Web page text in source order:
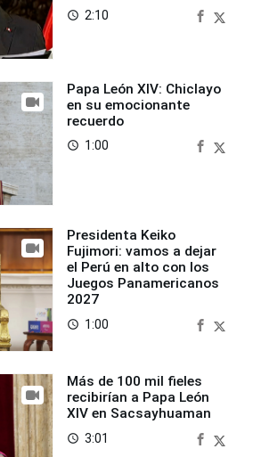
access_time 2:10
Papa León XIV: Chiclayo
en su emocionante
recuerdo
access_time 1:00
Presidenta Keiko
Fujimori: vamos a dejar
el Perú en alto con los
Juegos Panamericanos
2027
access_time 1:00
Más de 100 mil fieles
recibirían a Papa León
XIV en Sacsayhuaman
access_time 3:01